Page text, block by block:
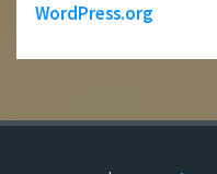
WordPress.org